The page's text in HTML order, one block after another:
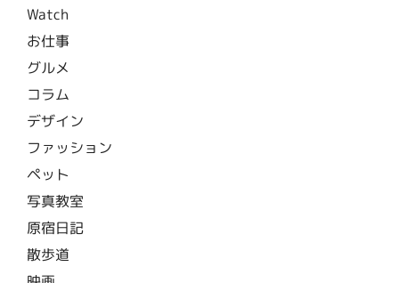
Watch
お仕事
グルメ
コラム
デザイン
ファッション
ペット
写真教室
原宿日記
散歩道